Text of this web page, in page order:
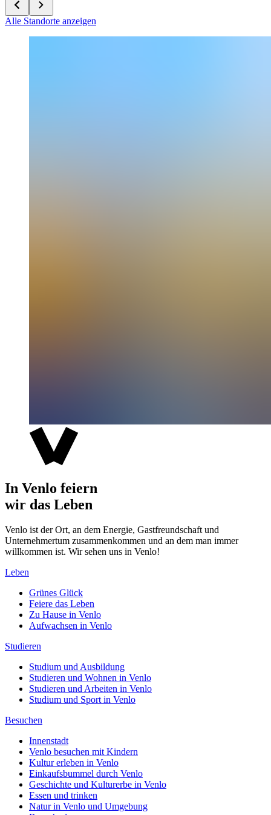
Alle Standorte anzeigen
In Venlo feiern
wir das Leben
Venlo ist der Ort, an dem Energie, Gastfreundschaft und
Unternehmertum zusammenkommen und an dem man immer
willkommen ist. Wir sehen uns in Venlo!
Leben
Grünes Glück
Feiere das Leben
Zu Hause in Venlo
Aufwachsen in Venlo
Studieren
Studium und Ausbildung
Studieren und Wohnen in Venlo
Studieren und Arbeiten in Venlo
Studium und Sport in Venlo
Besuchen
Innenstadt
Venlo besuchen mit Kindern
Kultur erleben in Venlo
Einkaufsbummel durch Venlo
Geschichte und Kulturerbe in Venlo
Essen und trinken
Natur in Venlo und Umgebung